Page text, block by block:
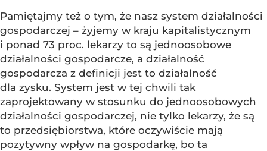
Pamiętajmy też o tym, że nasz system działalności
gospodarczej – żyjemy w kraju kapitalistycznym
i ponad 73 proc. lekarzy to są jednoosobowe
działalności gospodarcze, a działalność
gospodarcza z definicji jest to działalność
dla zysku. System jest w tej chwili tak
zaprojektowany w stosunku do jednoosobowych
działalności gospodarczej, nie tylko lekarzy, że są
to przedsiębiorstwa, które oczywiście mają
pozytywny wpływ na gospodarkę, bo ta